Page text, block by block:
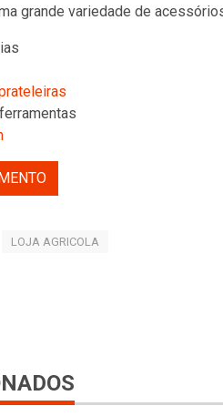
grande variedade de
LOJA AGRICOLA